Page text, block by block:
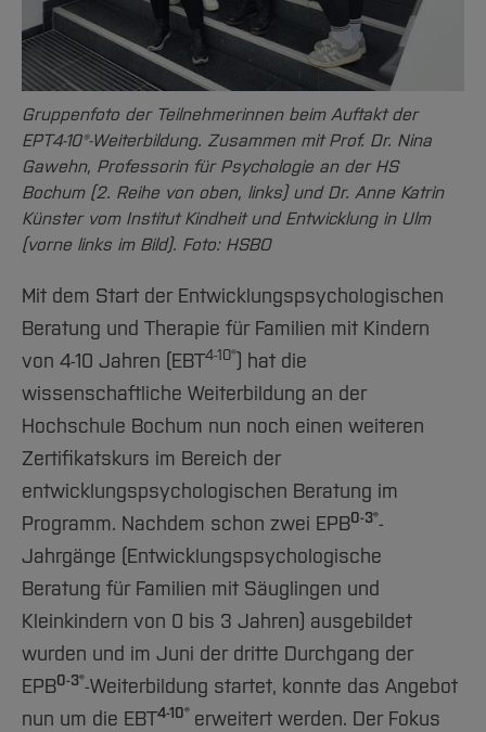
Arbeiten im FB G
Forschung und Projekte
International
Team
Service
Studiengänge
Studieninteressierte
Aktuelles
Studium
Fachgruppen
Forschung und Entwicklung
International
Team
Service
Amtliche Bekanntmachungen
Notfall-Infos
BO Shop
Familiengerechte Hochschule
Gleichstellung
Diskriminierungsfreie Hochschule
Vertretungen
Wahlen
Hochschulbibliothek
Hochschulkommunikation
International Office
Medienzentrum
qed-Stiftung
Zentrale Studienberatung
Gruppenfoto der Teilnehmerinnen beim Auftakt der
EPT4-10®-Weiterbildung. Zusammen mit Prof. Dr. Nina
Gawehn, Professorin für Psychologie an der HS
Bochum (2. Reihe von oben, links) und Dr. Anne Katrin
Künster vom Institut Kindheit und Entwicklung in Ulm
(vorne links im Bild). Foto: HSBO
Mit dem Start der Entwicklungspsychologischen
Beratung und Therapie für Familien mit Kindern
von 4-10 Jahren (EBT4-10®) hat die
wissenschaftliche Weiterbildung an der
Hochschule Bochum nun noch einen weiteren
Zertifikatskurs im Bereich der
entwicklungspsychologischen Beratung im
Programm. Nachdem schon zwei EPB0-3®-
Jahrgänge (Entwicklungspsychologische
Beratung für Familien mit Säuglingen und
Kleinkindern von 0 bis 3 Jahren) ausgebildet
wurden und im Juni der dritte Durchgang der
EPB0-3®-Weiterbildung startet, konnte das Angebot
nun um die EBT4-10® erweitert werden. Der Fokus